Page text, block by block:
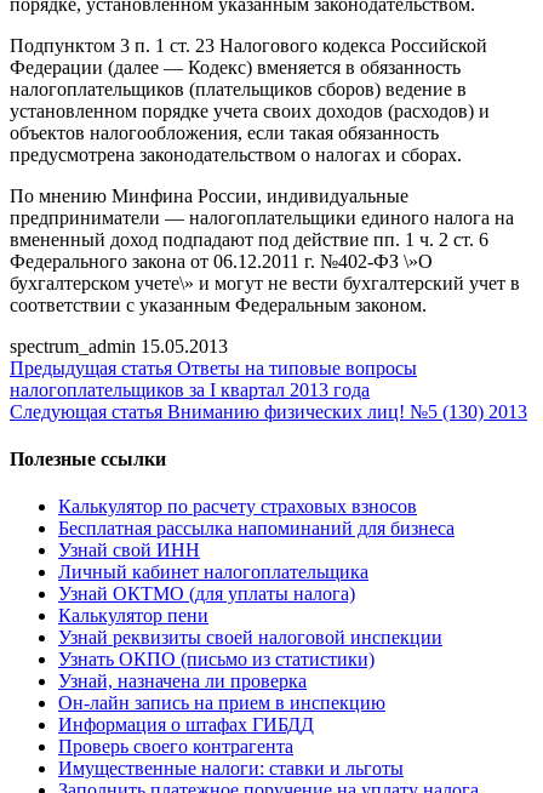
Подпунктом 3 п. 1 ст. 23 Налогового кодекса Российской
Федерации (далее — Кодекс) вменяется в обязанность
налогоплательщиков (плательщиков сборов) ведение в
установленном порядке учета своих доходов (расходов) и
объектов налогообложения, если такая обязанность
предусмотрена законодательством о налогах и сборах.
По мнению Минфина России, индивидуальные
предприниматели — налогоплательщики единого налога на
вмененный доход подпадают под действие пп. 1 ч. 2 ст. 6
Федерального закона от 06.12.2011 г. №402-ФЗ \»О
бухгалтерском учете\» и могут не вести бухгалтерский учет в
соответствии с указанным Федеральным законом.
spectrum_admin 15.05.2013
Предыдущая статья Ответы на типовые вопросы
налогоплательщиков за I квартал 2013 года
Следующая статья Вниманию физических лиц! №5 (130) 2013
Полезные ссылки
Калькулятор по расчету страховых взносов
Бесплатная рассылка напоминаний для бизнеса
Узнай свой ИНН
Личный кабинет налогоплательщика
Узнай ОКТМО (для уплаты налога)
Калькулятор пени
Узнай реквизиты своей налоговой инспекции
Узнать ОКПО (письмо из статистики)
Узнай, назначена ли проверка
Он-лайн запись на прием в инспекцию
Информация о штафах ГИБДД
Проверь своего контрагента
Имущественные налоги: ставки и льготы